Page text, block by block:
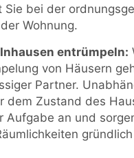
Sie bei der
Wohnung.
entrümpeln:
von Häusern
Partner.
dem Zustand des
Aufgabe an und